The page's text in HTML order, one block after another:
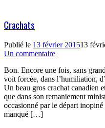
Crachats
Publié le 13 février 201513
Un commentaire
Bon. Encore une fois, sans
voit forcée, dans l’humiliation,
Un beau gros crachat canadien
que dans son remaniement
occasionné par le départ
manqué […]